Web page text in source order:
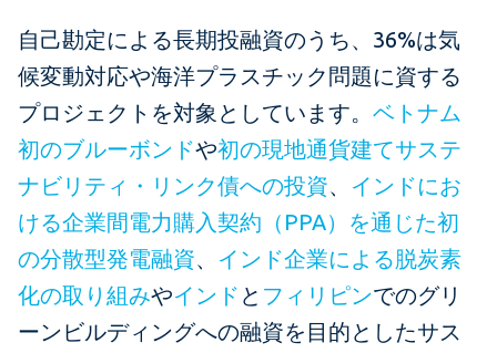
自己勘定による長期投融資のうち、36%は気
候変動対応や海洋プラスチック問題に資する
プロジェクトを対象としています。 ベトナム
初のブルーボンドや初の現地通貨建てサステ
ナビリティ・リンク債への投資、 インドにお
ける企業間電力購入契約（PPA）を通じた初
の分散型発電融資、 インド企業による脱炭素
化の取り組みやインド と フィリピンでのグリ
ーンビルディングへの融資を目的としたサス